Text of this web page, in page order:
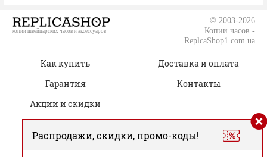
копии швейцарских часов и аксессуаров
© 2003-2026
Копии часов -
ReplcaShop1.com.ua
Как купить
Доставка и оплата
Гарантия
Контакты
Акции и скидки
(050) 805-76-96
Распродажи, скидки, промо-коды!